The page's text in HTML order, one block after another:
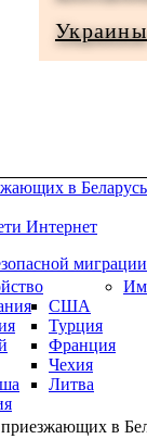
Украины
в Беларусь
Интернет
миграции
США
Турция
Франция
Чехия
Литва
в